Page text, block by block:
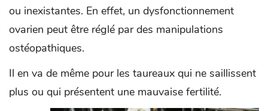
ou inexistantes. En effet, un dysfonctionnement
ovarien peut être réglé par des manipulations
ostéopathiques.
Il en va de même pour les taureaux qui ne saillissent
plus ou qui présentent une mauvaise fertilité.